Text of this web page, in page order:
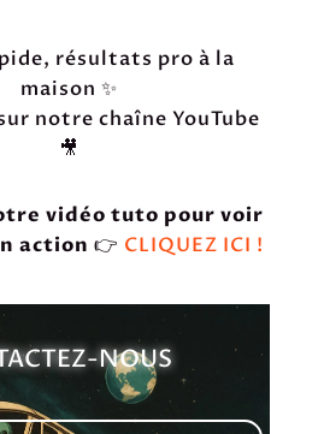
résultats pro à la
maison ✨
notre chaîne YouTube
🎥
vidéo tuto pour voir
action 👉 CLIQUEZ ICI !
NOUS